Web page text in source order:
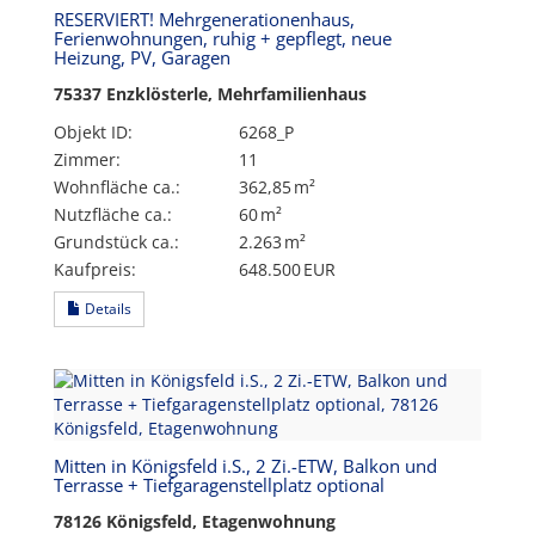
RESERVIERT! Mehrgenerationenhaus,
Ferienwohnungen, ruhig + gepflegt, neue
Heizung, PV, Garagen
75337 Enzklösterle, Mehrfamilienhaus
Objekt ID:
6268_P
Zimmer:
11
Wohnfläche ca.:
362,85 m²
Nutzfläche ca.:
60 m²
Grund­stück ca.:
2.263 m²
Kaufpreis:
648.500 EUR
Details
Mitten in Königsfeld i.S., 2 Zi.-ETW, Balkon und
Terrasse + Tiefgaragenstellplatz optional
78126 Königsfeld, Etagenwohnung